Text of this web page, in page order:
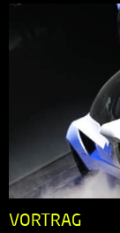
VORTRAG